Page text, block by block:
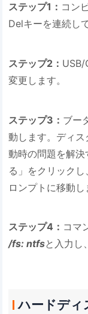
ステップ1： コン
Delキーを連続し
ステップ2： USB/
変更します。
ステップ3： ブー
動します。ディ
動時の問題を解
る」をクリック
ロンプトに移動し
ステップ4： コマ
/fs: ntfsと入力し
ハードディ